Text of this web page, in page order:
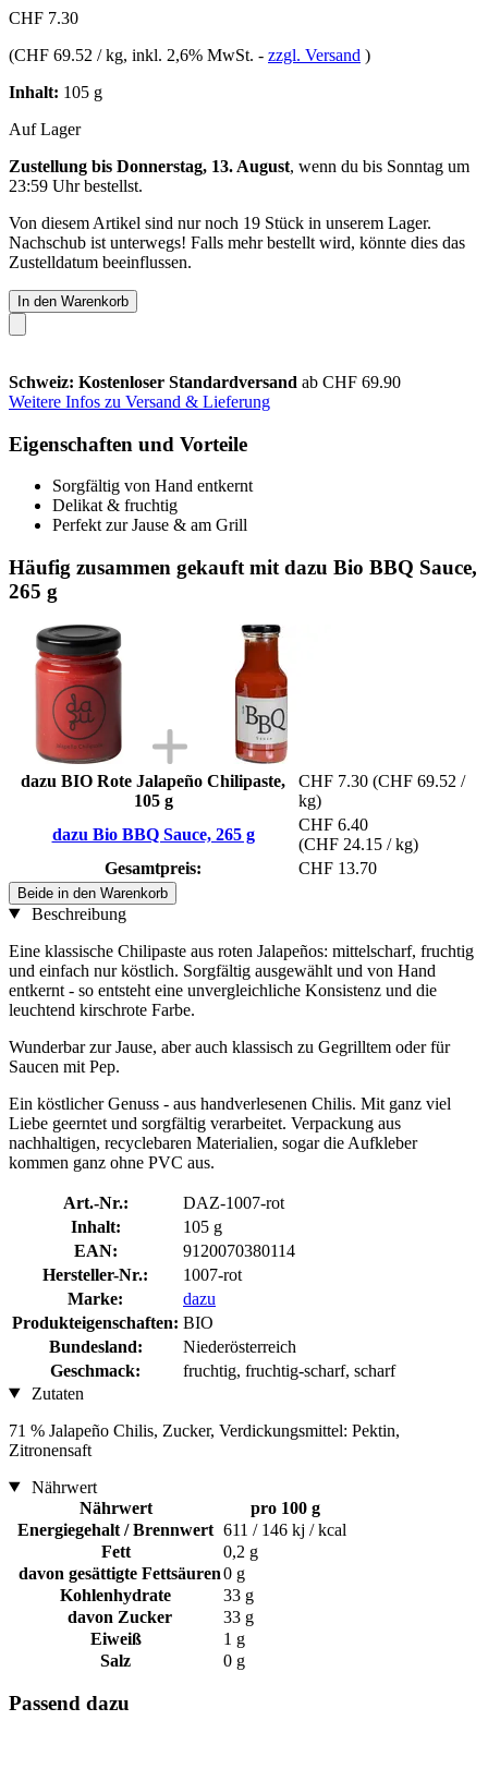
CHF 7.30
(CHF 69.52 / kg, inkl. 2,6% MwSt. - zzgl. Versand )
Inhalt: 105 g
Auf Lager
Zustellung bis Donnerstag, 13. August, wenn du bis Sonntag um
23:59 Uhrbestellst.
Von diesem Artikel sind nur noch 19 Stück in unserem Lager.
Nachschub ist unterwegs! Falls mehr bestellt wird, könnte dies das
Zustelldatum beeinflussen.
In den Warenkorb
Schweiz: Kostenloser Standardversand ab CHF 69.90
Weitere Infos zu Versand & Lieferung
Eigenschaften und Vorteile
Sorgfältig von Hand entkernt
Delikat & fruchtig
Perfekt zur Jause & am Grill
Häufig zusammen gekauft mit dazu Bio BBQ Sauce,
265 g
dazu BIO Rote Jalapeño Chilipaste,
105 g
CHF 7.30 (CHF 69.52 /
kg)
dazu Bio BBQ Sauce, 265 g
CHF 6.40
(CHF 24.15 / kg)
Gesamtpreis:
CHF 13.70
Beide in den Warenkorb
Beschreibung
Eine klassische Chilipaste aus roten Jalapeños: mittelscharf, fruchtig
und einfach nur köstlich. Sorgfältig ausgewählt und von Hand
entkernt - so entsteht eine unvergleichliche Konsistenz und die
leuchtend kirschrote Farbe.
Wunderbar zur Jause, aber auch klassisch zu Gegrilltem oder für
Saucen mit Pep.
Ein köstlicher Genuss - aus handverlesenen Chilis. Mit ganz viel
Liebe geerntet und sorgfältig verarbeitet. Verpackung aus
nachhaltigen, recyclebaren Materialien, sogar die Aufkleber
kommen ganz ohne PVC aus.
Art.-Nr.:
DAZ-1007-rot
Inhalt:
105 g
EAN:
9120070380114
Hersteller-Nr.:
1007-rot
Marke:
dazu
Produkteigenschaften: BIO
Bundesland:
Niederösterreich
Geschmack:
fruchtig, fruchtig-scharf, scharf
Zutaten
71 % Jalapeño Chilis, Zucker, Verdickungsmittel: Pektin,
Zitronensaft
Nährwert
Nährwert
pro 100 g
Energiegehalt / Brennwert 611 / 146 kj / kcal
Fett
0,2 g
davon gesättigte Fettsäuren0 g
Kohlenhydrate
33 g
davon Zucker
33 g
Eiweiß
1 g
Salz
0 g
Passend dazu